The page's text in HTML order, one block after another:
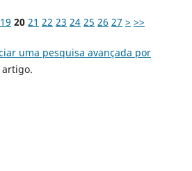
19 20 21 22 23 24 25 26 27 > >>
uma pesquisa avançada por